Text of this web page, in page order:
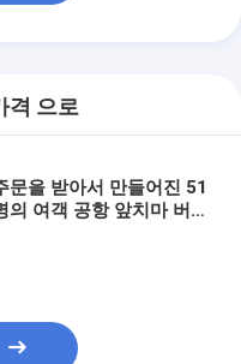
격 으로
문을 받아서 만들어진 51
의 여객 공항 앞치마 버